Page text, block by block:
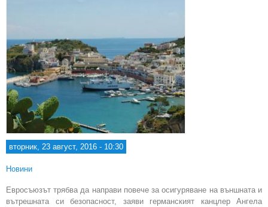
вторник, 23 август, 2016 - 10:30
Новини
Евросъюзът трябва да направи повече за осигуряване на външната и
вътрешната си безопасност, заяви германският канцлер Ангела